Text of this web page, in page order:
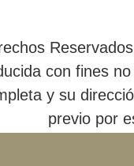
con fines
y su
previo por